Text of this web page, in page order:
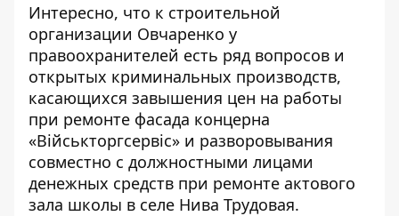
Интересно, что к строительной
организации Овчаренко у
правоохранителей есть ряд вопросов и
открытых криминальных производств,
касающихся завышения цен на работы
при ремонте фасада концерна
«Військторгсервіс» и разворовывания
совместно с должностными лицами
денежных средств при ремонте актового
зала школы в селе Нива Трудовая.